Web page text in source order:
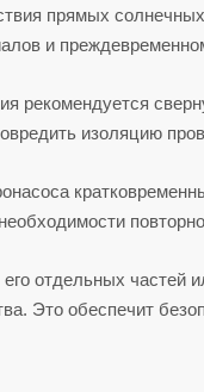
прямых
и
рекомендуется
изоляцию
отдельных частей
Это обеспечит